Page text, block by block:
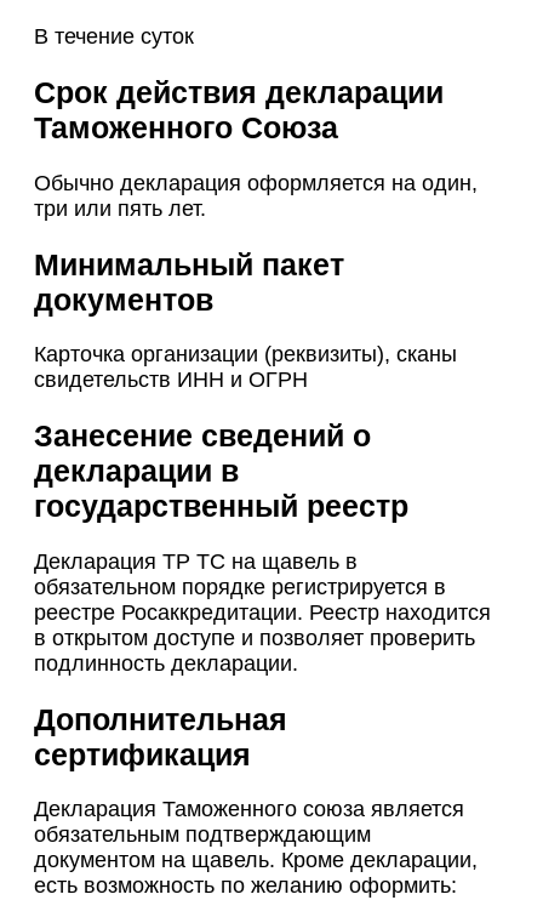
В течение суток
Срок действия декларации
Таможенного Союза
Обычно декларация оформляется на один,
три или пять лет.
Минимальный пакет
документов
Карточка организации (реквизиты), сканы
свидетельств ИНН и ОГРН
Занесение сведений о
декларации в
государственный реестр
Декларация ТР ТС на щавель в
обязательном порядке регистрируется в
реестре Росаккредитации. Реестр находится
в открытом доступе и позволяет проверить
подлинность декларации.
Дополнительная
сертификация
Декларация Таможенного союза является
обязательным подтверждающим
документом на щавель. Кроме декларации,
есть возможность по желанию оформить: